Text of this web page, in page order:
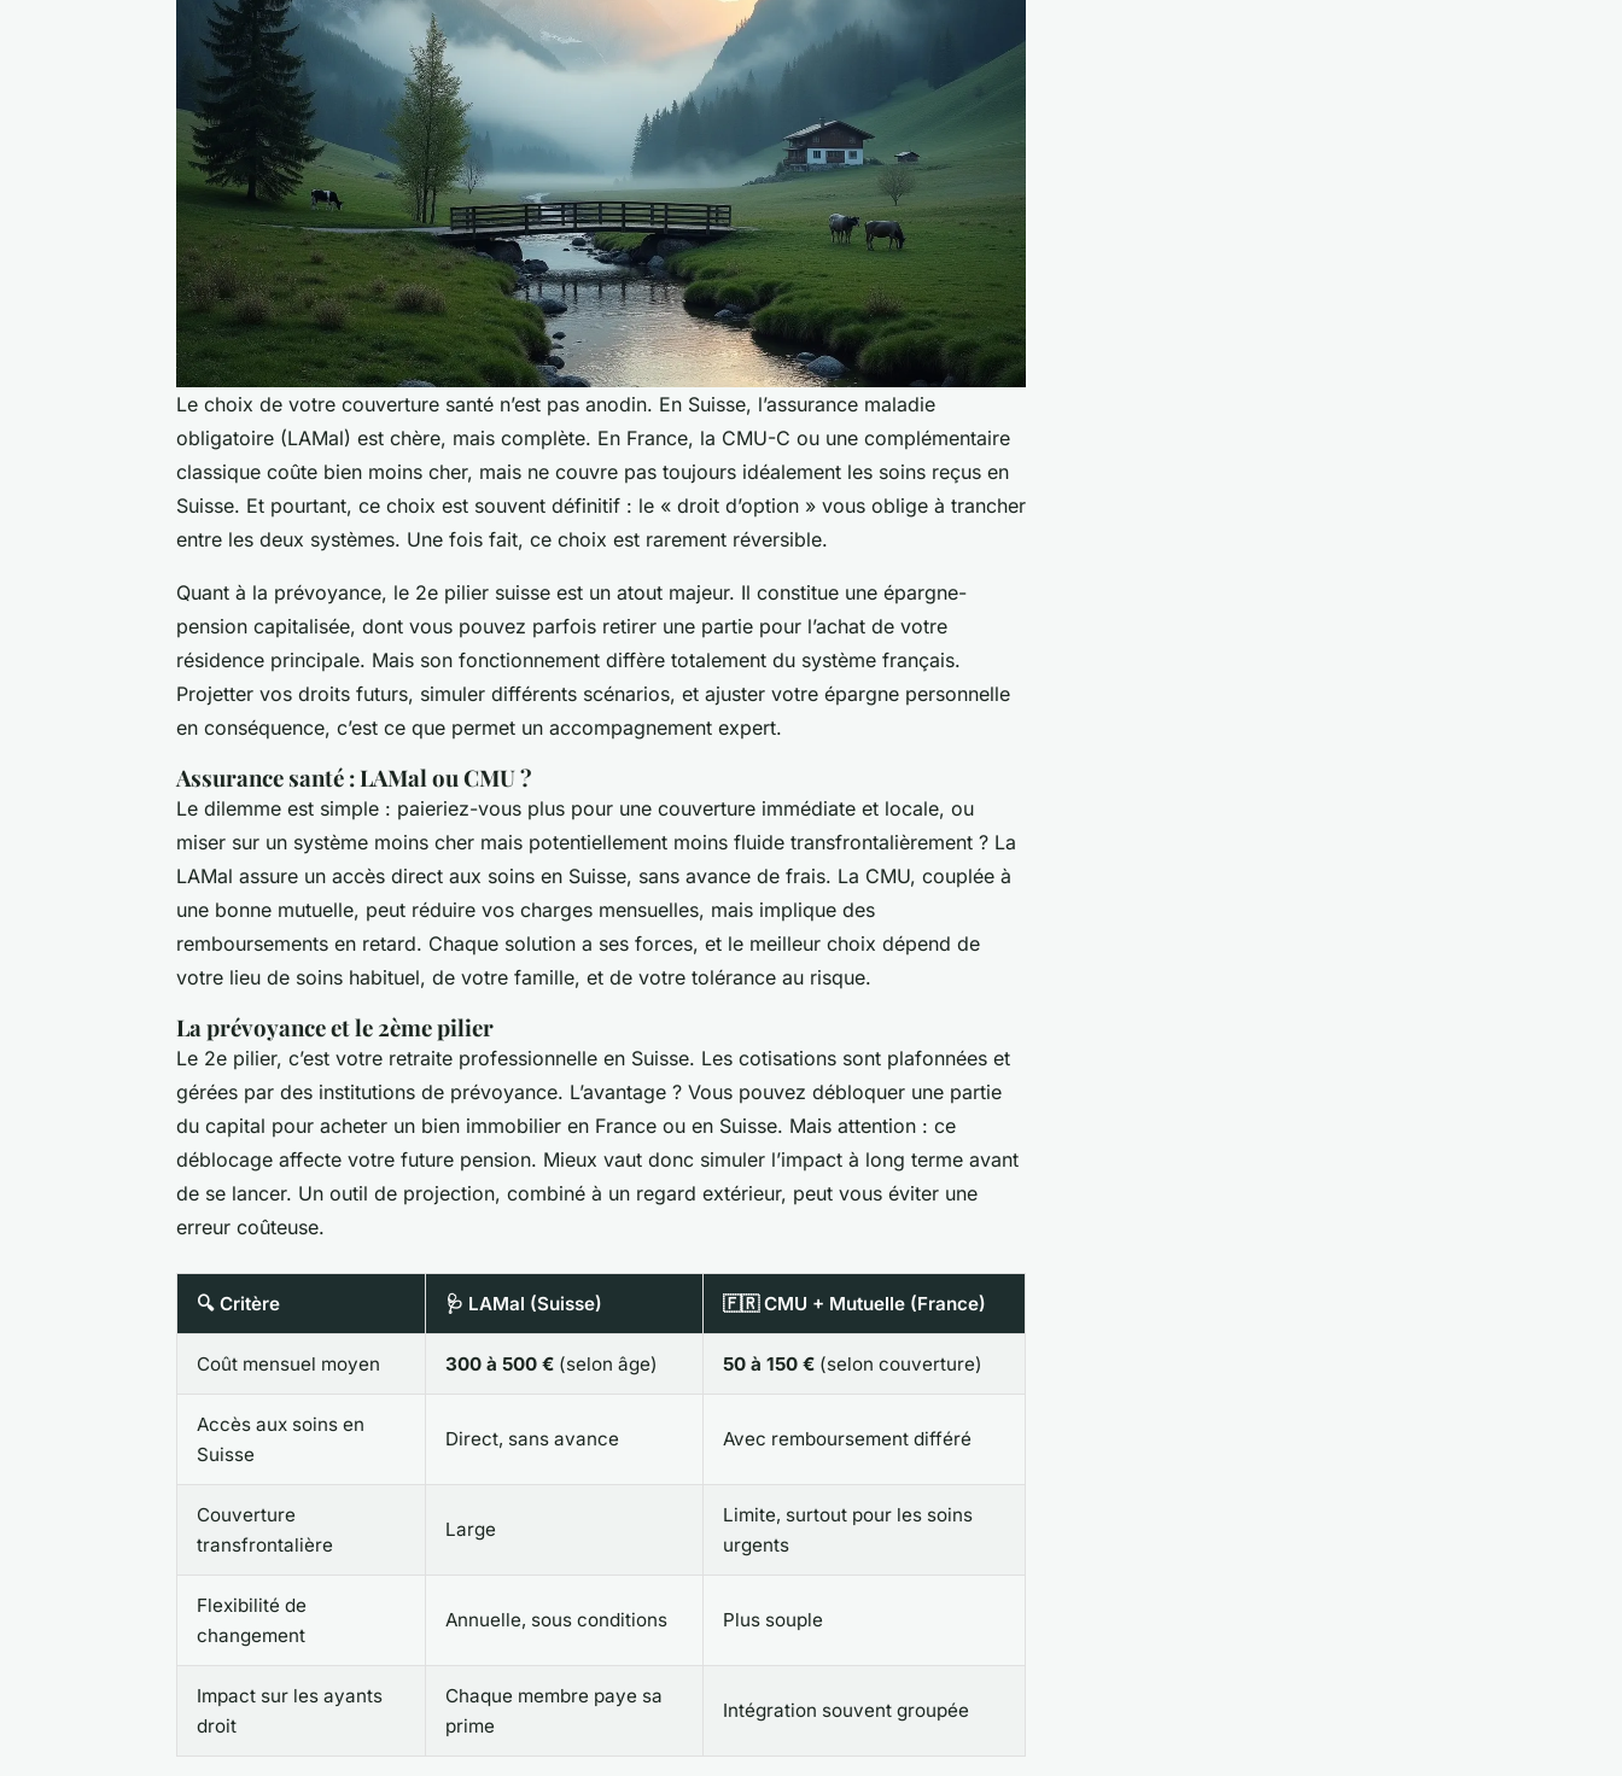
Le choix de votre couverture santé n’est pas anodin. En Suisse, l’assurance maladie
obligatoire (LAMal) est chère, mais complète. En France, la CMU-C ou une complémentaire
classique coûte bien moins cher, mais ne couvre pas toujours idéalement les soins reçus en
Suisse. Et pourtant, ce choix est souvent définitif : le « droit d’option » vous oblige à trancher
entre les deux systèmes. Une fois fait, ce choix est rarement réversible.
Quant à la prévoyance, le 2e pilier suisse est un atout majeur. Il constitue une épargne-
pension capitalisée, dont vous pouvez parfois retirer une partie pour l’achat de votre
résidence principale. Mais son fonctionnement diffère totalement du système français.
Projetter vos droits futurs, simuler différents scénarios, et ajuster votre épargne personnelle
en conséquence, c’est ce que permet un accompagnement expert.
Assurance santé : LAMal ou CMU ?
Le dilemme est simple : paieriez-vous plus pour une couverture immédiate et locale, ou
miser sur un système moins cher mais potentiellement moins fluide transfrontalièrement ? La
LAMal assure un accès direct aux soins en Suisse, sans avance de frais. La CMU, couplée à
une bonne mutuelle, peut réduire vos charges mensuelles, mais implique des
remboursements en retard. Chaque solution a ses forces, et le meilleur choix dépend de
votre lieu de soins habituel, de votre famille, et de votre tolérance au risque.
La prévoyance et le 2ème pilier
Le 2e pilier, c’est votre retraite professionnelle en Suisse. Les cotisations sont plafonnées et
gérées par des institutions de prévoyance. L’avantage ? Vous pouvez débloquer une partie
du capital pour acheter un bien immobilier en France ou en Suisse. Mais attention : ce
déblocage affecte votre future pension. Mieux vaut donc simuler l’impact à long terme avant
de se lancer. Un outil de projection, combiné à un regard extérieur, peut vous éviter une
erreur coûteuse.
🔍 Critère 🩺 LAMal (Suisse) 🇫🇷 CMU + Mutuelle (France)
Coût mensuel moyen 300 à 500 € (selon âge) 50 à 150 € (selon couverture)
Accès aux soins en
Suisse
Direct, sans avance Avec remboursement différé
Couverture
transfrontalière
Large
Limite, surtout pour les soins
urgents
Flexibilité de
changement
Annuelle, sous conditions Plus souple
Impact sur les ayants
droit
Chaque membre paye sa
prime
Intégration souvent groupée